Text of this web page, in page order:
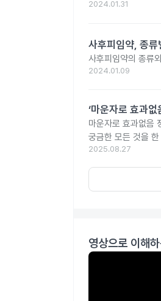
2024.01.31
사후피임약, 종
사후피임약의 종류
2024.01.09
‘마운자로 효과
마운자로 효과없음
궁금한 모든 것을
2025.08.27
영상으로 이해